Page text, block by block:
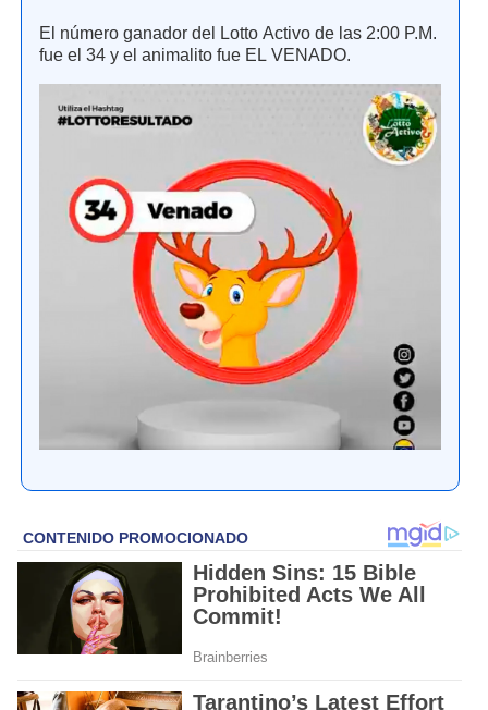
El número ganador del Lotto Activo de las 2:00 P.M.
fue el 34 y el animalito fue EL VENADO.